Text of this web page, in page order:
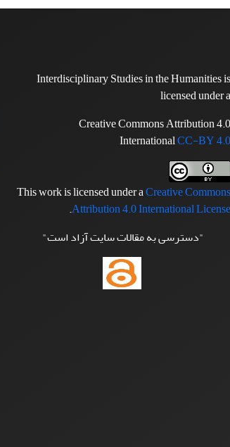
Interdisciplinary Studies in the Humanities is
licensed under a
Creative Commons Attribution 4.0
InternationalCC-BY 4.0
This work is licensed under aCreative Commons
Attribution 4.0 International License
.
"دسترسی به مقالات سایت آزاد است"